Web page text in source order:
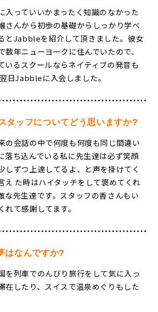
入っていいかまったく知識のなかった
さんから初歩の基礎からしっかり学べ
とJabbleを紹介して頂きました。彼女
数年ニューヨークに住んでいたので、
いるスクールならネイティブの発音も
日Jabbleに入会しました。
タッフについてどう思いますか?
の会話の中で何度も何度も同じ間違い
落ち込んでいる私に先生達は必ず笑顔
しずつ上達してるよ、と声を掛けてく
え た時はハイタッチをして褒めてくれ
な先生達です。スタッフの香さんもい
て感謝してます。
はなんですか?
を列車でのんびり旅行をして気に入っ
在したり、スイスで温泉めぐりもした